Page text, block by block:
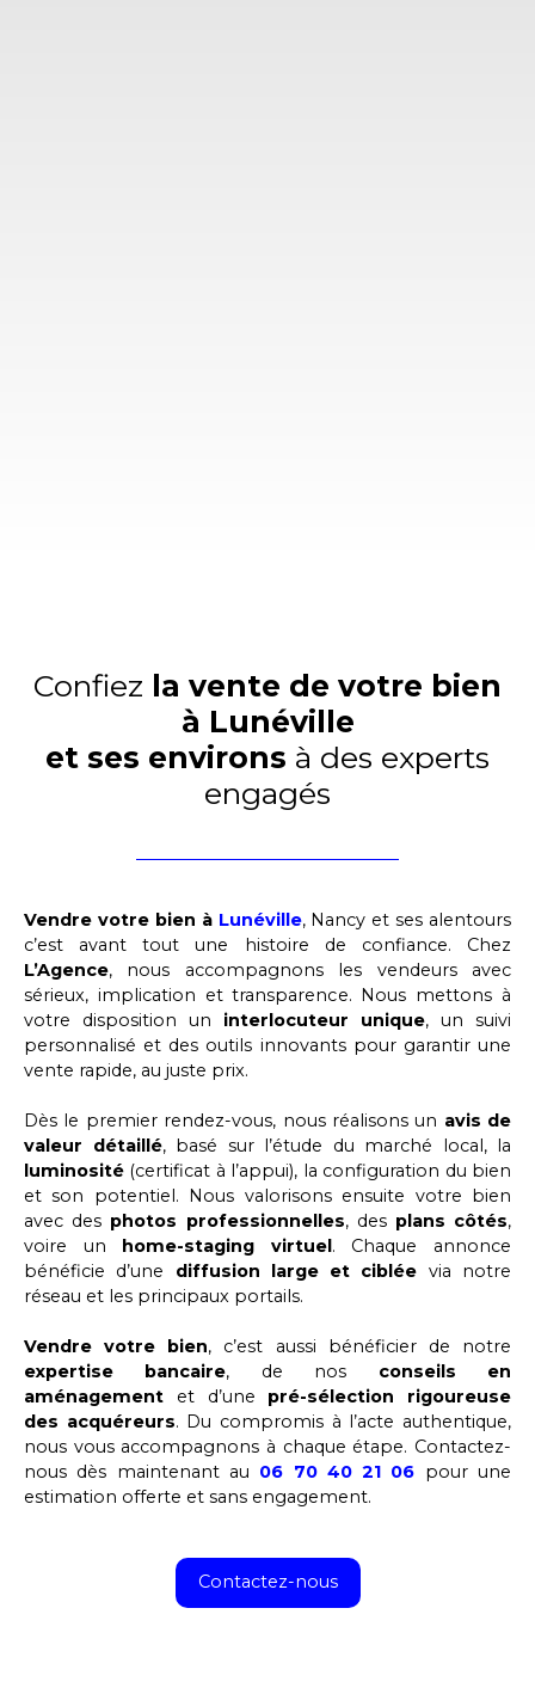
Confiez la vente de votre bien
à Lunéville
et ses environs à des experts
engagés
Vendre votre bien à Lunéville, Nancy et ses alentours
c’est avant tout une histoire de confiance. Chez
L’Agence, nous accompagnons les vendeurs avec
sérieux, implication et transparence. Nous mettons à
votre disposition un interlocuteur unique, un suivi
personnalisé et des outils innovants pour garantir une
vente rapide, au juste prix.
Dès le premier rendez-vous, nous réalisons un avis de
valeur détaillé, basé sur l’étude du marché local, la
luminosité (certificat à l’appui), la configuration du bien
et son potentiel. Nous valorisons ensuite votre bien
avec des photos professionnelles, des plans côtés,
voire un home-staging virtuel. Chaque annonce
bénéficie d’une diffusion large et ciblée via notre
réseau et les principaux portails.
Vendre votre bien, c’est aussi bénéficier de notre
expertise bancaire, de nos conseils en
aménagement et d’une pré-sélection rigoureuse
des acquéreurs. Du compromis à l’acte authentique,
nous vous accompagnons à chaque étape. Contactez-
nous dès maintenant au 06 70 40 21 06 pour une
estimation offerte et sans engagement.
Contactez-nous